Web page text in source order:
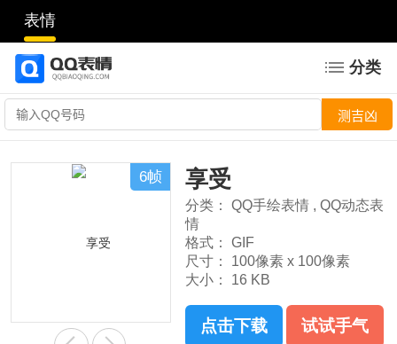
表情
分类
6帧 享受
分类： QQ手绘表情 , QQ动态表
情
格式：
GIF
尺寸：
100像素 x 100像素
大小：
16 KB
点击下载 试试手气